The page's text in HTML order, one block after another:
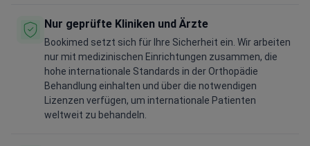
Nur geprüfte Kliniken und Ärzte
Bookimed setzt sich für Ihre Sicherheit ein. Wir arbeiten
nur mit medizinischen Einrichtungen zusammen, die
hohe internationale Standards in der Orthopädie
Behandlung einhalten und über die notwendigen
Lizenzen verfügen, um internationale Patienten
weltweit zu behandeln.